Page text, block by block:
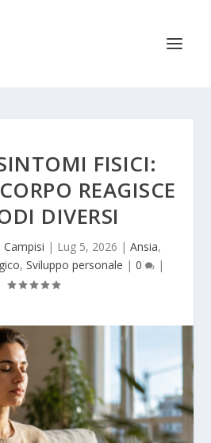
FISICI:
REAGISCE
DIVERSI
Campisi | Lug 5, 2026 | Ansia,
, Sviluppo personale | 0 |